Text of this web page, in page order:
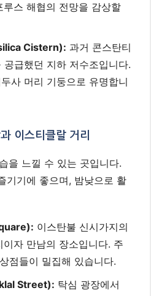
스 해협의 전망을 감상할
Cistern): 과거 콘스탄티
급했던 지하 저수조입니다.
사 머리 기둥으로 유명합니
이스티클랄 거리
을 느낄 수 있는 곳입니다.
기기에 좋으며, 밤낮으로 활
이스탄불 신시가지의
자 만남의 장소입니다. 주
점들이 밀집해 있습니다.
Street): 탁심 광장에서